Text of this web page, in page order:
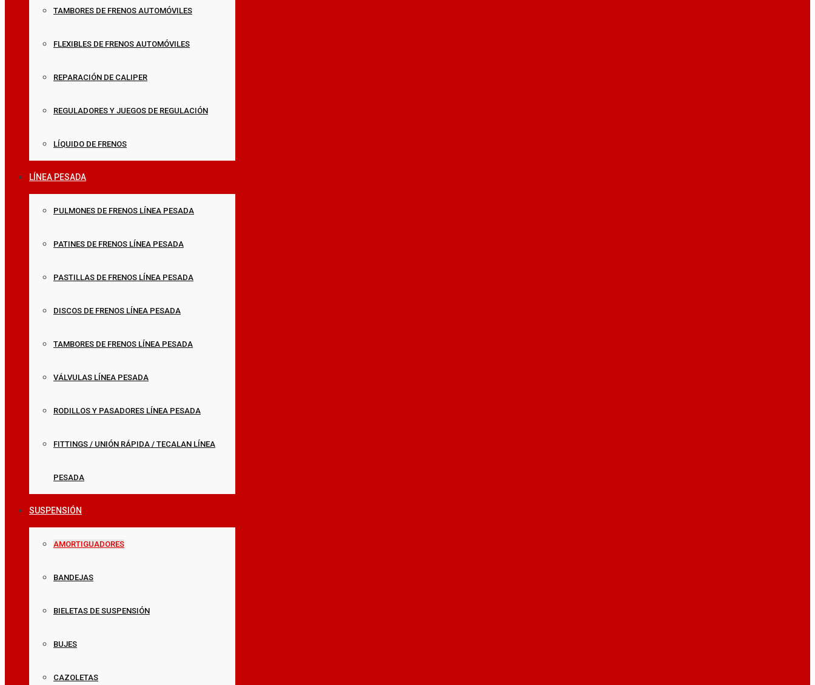
TAMBORES DE FRENOS AUTOMÓVILES
FLEXIBLES DE FRENOS AUTOMÓVILES
REPARACIÓN DE CALIPER
REGULADORES Y JUEGOS DE REGULACIÓN
LÍQUIDO DE FRENOS
LÍNEA PESADA
PULMONES DE FRENOS LÍNEA PESADA
PATINES DE FRENOS LÍNEA PESADA
PASTILLAS DE FRENOS LÍNEA PESADA
DISCOS DE FRENOS LÍNEA PESADA
TAMBORES DE FRENOS LÍNEA PESADA
VÁLVULAS LÍNEA PESADA
RODILLOS Y PASADORES LÍNEA PESADA
FITTINGS / UNIÓN RÁPIDA / TECALAN LÍNEA
PESADA
SUSPENSIÓN
AMORTIGUADORES
BANDEJAS
BIELETAS DE SUSPENSIÓN
BUJES
CAZOLETAS